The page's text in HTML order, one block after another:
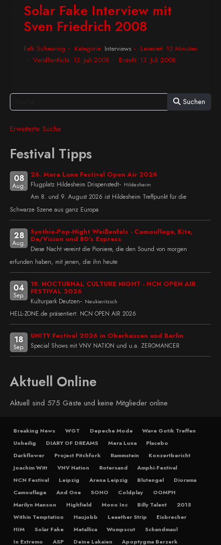
Solar Fake Interview mit
Sven Friedrich 2008
Falk Scheuring Kategorie: Interviews
Lesezeit: 12 Minuten
Veröffentlicht: 13. Juli 2008
Erstellt: 13. Juli 2008
Suchen
Erweiterte Suche
Festival Tipps
08
Aug.
26. Mera Luna Festival Open Air 2026
Flugplatz Hildesheim Drispenstedt- Hildesheim
Am 8. und 9. August 2026 ist Hildesheim Treffpunkt für die
Schwarze Szene aus ganz Europa
28
Aug.
Synthie-Pop-Night Weißenfels - Camouflage, Kite,
De/Vision und 80's Express
Diese Nacht vereint die Pioniere, die den Sound von morgen
erfunden haben, mit jenen, die ihn heute
04
Sep.
19. NOCTURNAL CULTURE NIGHT - NCN OPEN AIR
FESTIVAL 2026
Kulturpark Deutzen- Neukieritzsch
HELL-ZONE.de präsentiert: NCN OPEN AIR 2026
18
Sep.
UNITY Festival 2026 in Oberhausen und Berlin
Special Shows mit VNV NATION und u.a. ZEROMANCER
Aktuell Online
Aktuell sind 575 Gäste und keine Mitglieder online
Breaking News WGT Depeche Mode
Wave Gotik Treffen
Unheilig
DIARY OF DREAMS Mera Luna
Placebo
Darkflower
Project Pitchfork Rammstein
Konzertbericht
Joachim Witt
VNV Nation Rotersand
Amphi-Festival
NCN Festival
Leipzig Arena Leipzig Blutengel
Diorama
Camouflage
And One SONO Coldplay
OOMPH
Marilyn Manson
Highfield Mono Inc Billy Talent
2015
Within Temptation
Haujobb Leaether Strip
Eisbrecher
HIM
Solar Fake Metallica Wumpscut
Schandmaul
In Extremo
ASP Deine Lakaien Apoptygma Berzerk